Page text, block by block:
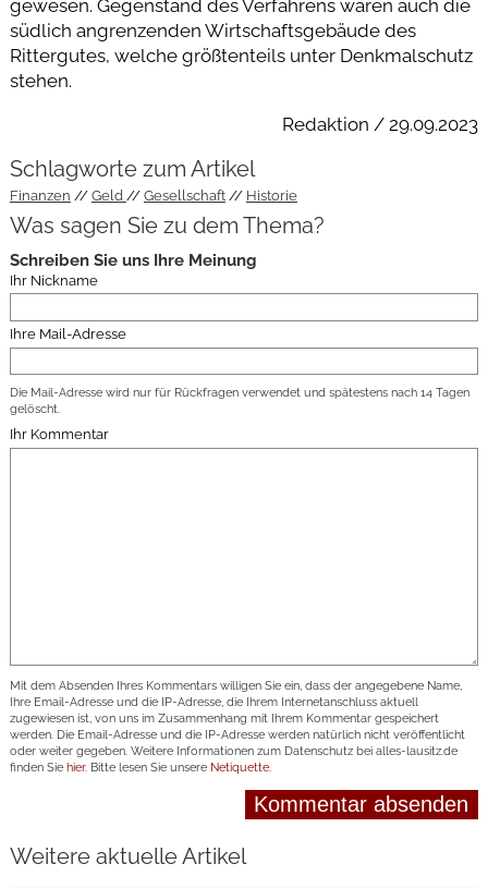
gewesen. Gegenstand des Verfahrens waren auch die
südlich angrenzenden Wirtschaftsgebäude des
Rittergutes, welche größtenteils unter Denkmalschutz
stehen.
Redaktion / 29.09.2023
Schlagworte zum Artikel
Finanzen Geld Gesellschaft Historie
Was sagen Sie zu dem Thema?
Schreiben Sie uns Ihre Meinung
Ihr Nickname
Ihre Mail-Adresse
Die Mail-Adresse wird nur für Rückfragen verwendet und spätestens nach 14 Tagen
gelöscht.
Ihr Kommentar
Mit dem Absenden Ihres Kommentars willigen Sie ein, dass der angegebene Name,
Ihre Email-Adresse und die IP-Adresse, die Ihrem Internetanschluss aktuell
zugewiesen ist, von uns im Zusammenhang mit Ihrem Kommentar gespeichert
werden. Die Email-Adresse und die IP-Adresse werden natürlich nicht veröffentlicht
oder weiter gegeben. Weitere Informationen zum Datenschutz bei alles-lausitz.de
finden Sie hier. Bitte lesen Sie unsere Netiquette.
Weitere aktuelle Artikel